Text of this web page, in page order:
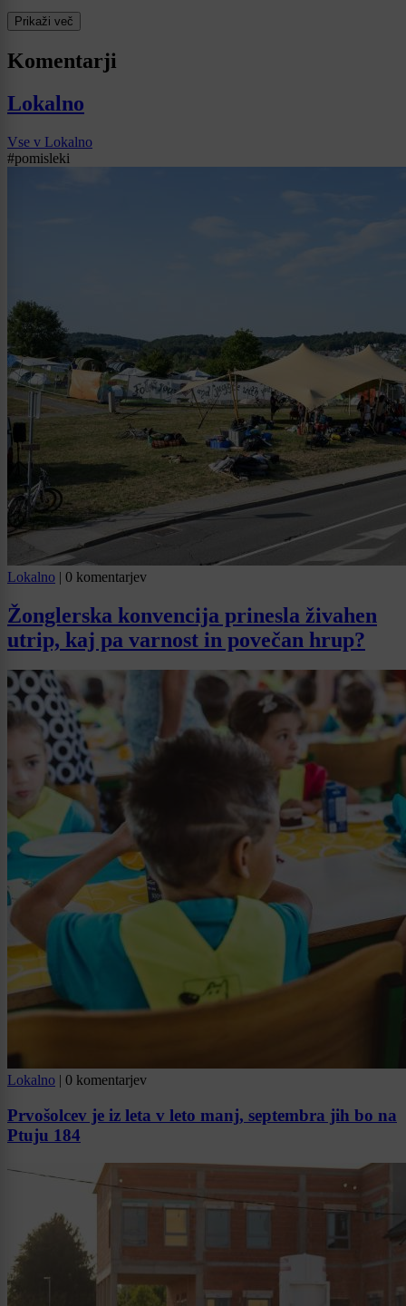
Prikaži več
Komentarji
Lokalno
Vse v Lokalno
#pomisleki
Lokalno | 0 komentarjev
Žonglerska konvencija prinesla živahen
utrip, kaj pa varnost in povečan hrup?
Lokalno | 0 komentarjev
Prvošolcev je iz leta v leto manj, septembra jih bo na
Ptuju 184